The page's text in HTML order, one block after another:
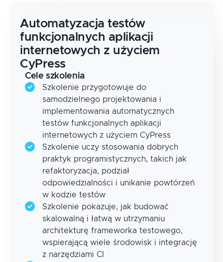
Automatyzacja testów
funkcjonalnych aplikacji
internetowych z użyciem
CyPress
Cele szkolenia
Szkolenie przygotowuje do
samodzielnego projektowania i
implementowania automatycznych
testów funkcjonalnych aplikacji
internetowych z użyciem CyPress
Szkolenie uczy stosowania dobrych
praktyk programistycznych, takich jak
refaktoryzacja, podział
odpowiedzialności i unikanie powtórzeń
w kodzie testów
Szkolenie pokazuje, jak budować
skalowalną i łatwą w utrzymaniu
architekturę frameworka testowego,
wspierającą wiele środowisk i integrację
z narzędziami CI